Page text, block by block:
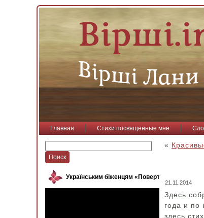
Главная Стихи посвященные мне
Українським біженцям «Повертайся, пташко»
«
21.11.2014
Здесь
года и по
здесь